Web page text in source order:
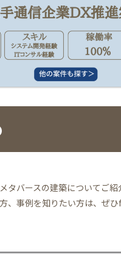
タバースの建築についてご
、事例を知りたい方は、ぜ